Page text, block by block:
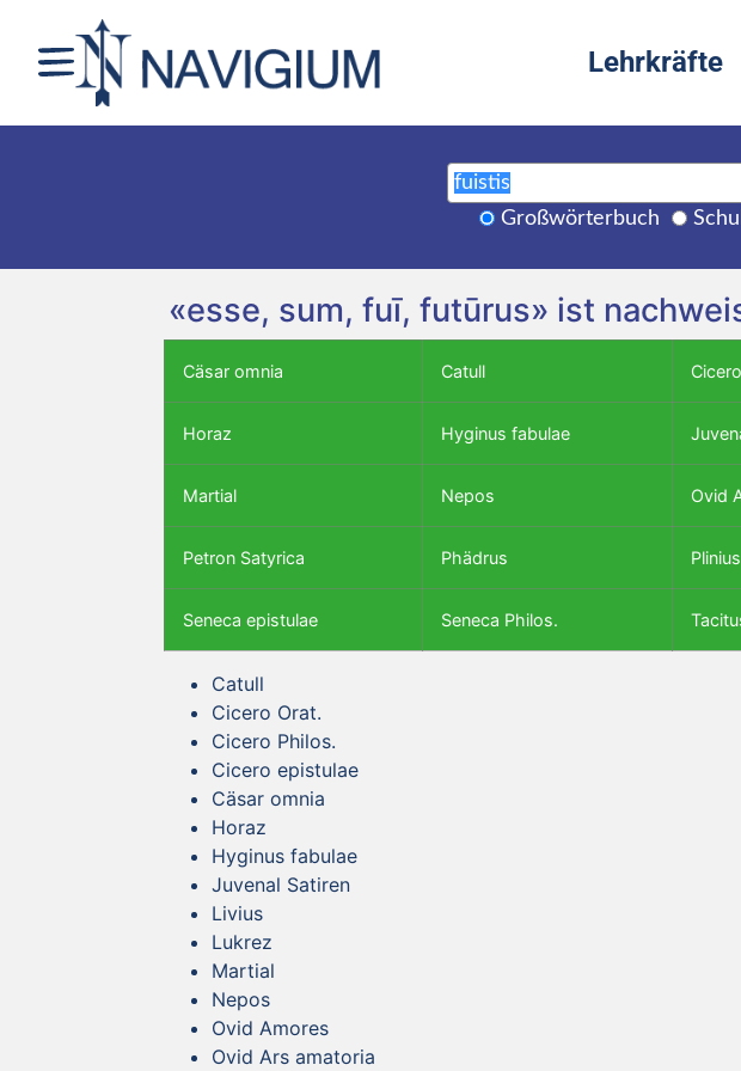
Lehrkräfte
Großwörterbuch
«esse, sum, fuī, futūrus» ist
Cäsar omnia Catull
Horaz Hyginus fabulae
Martial Nepos Ovid
Petron Satyrica Phädrus
Seneca epistulae Seneca Philos.
Catull
Cicero Orat.
Cicero Philos.
Cicero epistulae
Cäsar omnia
Horaz
Hyginus fabulae
Juvenal Satiren
Livius
Lukrez
Martial
Nepos
Ovid Amores
Ovid Ars amatoria